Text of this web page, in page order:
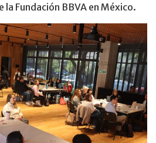
la Fundación BBVA en México.